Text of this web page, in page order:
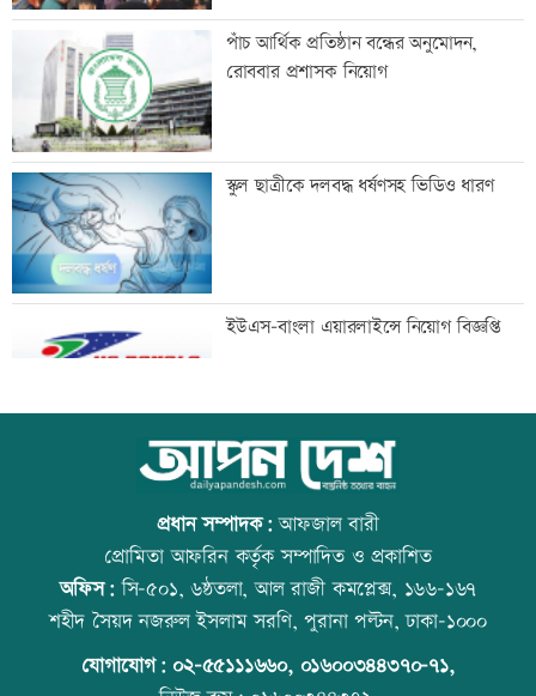
মৃত্যুদণ্ড থেকে খালাস চেয়ে মাওলানা
আযাদের আপিল
এসএসসিতে ৬৬৯ শিক্ষাপ্রতিষ্ঠানে শতভাগ
পাস
অশ্রুসিক্ত চোখে বাবাকে শেষ বিদায় মেসির
সর্বনিম্ন পাসের হার মাদ্রাসা বোর্ডে
পাশের হারে এবারও ছাত্রীরা এগিয়ে
পাঁচ আর্থিক প্রতিষ্ঠান বন্ধের অনুমোদন,
রোববার প্রশাসক নিয়োগ
স্কুল ছাত্রীকে দলবদ্ধ ধর্ষণসহ ভিডিও ধারণ
ইউএস-বাংলা এয়ারলাইন্সে নিয়োগ বিজ্ঞপ্তি
আজ স্বর্ণ-রুপা যে দামে বিক্রি হচ্ছে
রাজধানীতে ট্রেনের ধাক্কায় শিক্ষার্থীসহ নিহত
প্রধান সম্পাদক:আফজাল বারী
প্রোমিতা আফরিন কর্তৃক সম্পাদিত ও প্রকাশিত
অফিস:সি-৫০১, ৬ষ্ঠতলা, আল রাজী কমপ্লেক্স, ১৬৬-১৬৭
শহীদ সৈয়দ নজরুল ইসলাম সরণি, পুরানা পল্টন, ঢাকা-১০০০
যোগাযোগ: ০২-৫৫১১১৬৬০, ০১৬০০৩৪৪৩৭০-৭১,